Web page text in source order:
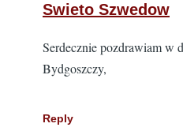
Swieto Szwedow
Serdecznie pozdrawiam w
Bydgoszczy,
Reply